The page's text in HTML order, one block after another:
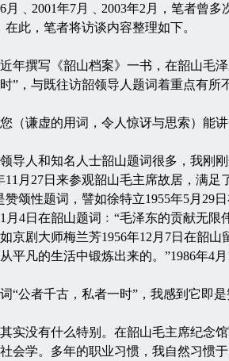
﹑2001年7月﹑2003年2月，笔者曾多
在此，笔者将访谈内容整理如下。
撰写《韶山档案》一书，在韶山毛泽
”，与既往访韶领导人题词着重点有所
谦虚的用词，令人惊讶与思索）能讲
人和知名人士韶山题词很多，我刚刚
11月27日来参观韶山毛主席故居，满
赞颂性题词，譬如徐特立1955年5月29
月4日在韶山题词﹕“毛泽东的贡献无
京剧大师梅兰芳1956年12月7日在韶
平凡的生活中锻炼出来的。”1986年4
者千古，私者一时”，我感到它即是
没有什么特别。在韶山毛主席纪念馆
会学。多年的职业习惯，我自然习惯